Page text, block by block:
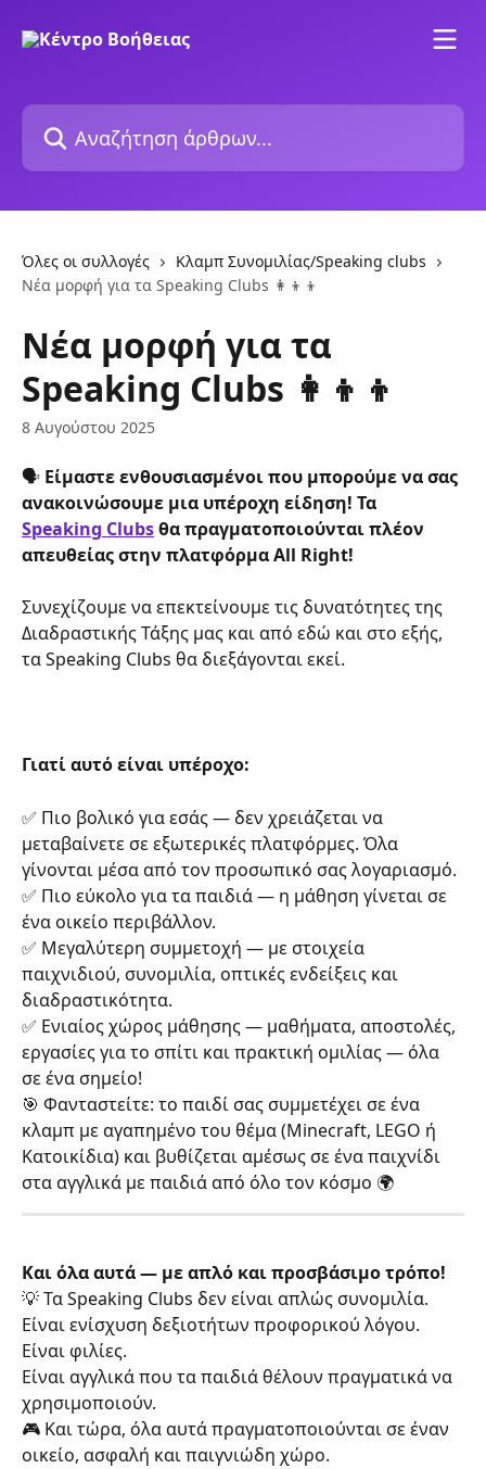
Αναζήτηση άρθρων...
Όλες οι συλλογές
Κλαμπ Συνομιλίας/Speaking clubs
Νέα μορφή για τα Speaking Clubs 👩‍👦‍👦
Νέα μορφή για τα
Speaking Clubs 👩‍👦‍👦
8 Αυγούστου 2025
🗣️ Είμαστε ενθουσιασμένοι που μπορούμε να σας
ανακοινώσουμε μια υπέροχη είδηση! Τα
Speaking Clubs θα πραγματοποιούνται πλέον
απευθείας στην πλατφόρμα All Right!
Συνεχίζουμε να επεκτείνουμε τις δυνατότητες της
Διαδραστικής Τάξης μας και από εδώ και στο εξής,
τα Speaking Clubs θα διεξάγονται εκεί.
Γιατί αυτό είναι υπέροχο:
✅ Πιο βολικό για εσάς — δεν χρειάζεται να
μεταβαίνετε σε εξωτερικές πλατφόρμες. Όλα
γίνονται μέσα από τον προσωπικό σας λογαριασμό.
✅ Πιο εύκολο για τα παιδιά — η μάθηση γίνεται σε
ένα οικείο περιβάλλον.
✅ Μεγαλύτερη συμμετοχή — με στοιχεία
παιχνιδιού, συνομιλία, οπτικές ενδείξεις και
διαδραστικότητα.
✅ Ενιαίος χώρος μάθησης — μαθήματα, αποστολές,
εργασίες για το σπίτι και πρακτική ομιλίας — όλα
σε ένα σημείο!
🎯 Φανταστείτε: το παιδί σας συμμετέχει σε ένα
κλαμπ με αγαπημένο του θέμα (Minecraft, LEGO ή
Κατοικίδια) και βυθίζεται αμέσως σε ένα παιχνίδι
στα αγγλικά με παιδιά από όλο τον κόσμο 🌍
Και όλα αυτά — με απλό και προσβάσιμο τρόπο!
💡 Τα Speaking Clubs δεν είναι απλώς συνομιλία.
Είναι ενίσχυση δεξιοτήτων προφορικού λόγου.
Είναι φιλίες.
Είναι αγγλικά που τα παιδιά θέλουν πραγματικά να
χρησιμοποιούν.
🎮 Και τώρα, όλα αυτά πραγματοποιούνται σε έναν
οικείο, ασφαλή και παιγνιώδη χώρο.